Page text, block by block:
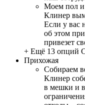
Моем пол и
Клинер
Если у вас
об этом
привезет
+ Ещё 13 опций
Прихожая
Собираем
Клинер
в мешки и